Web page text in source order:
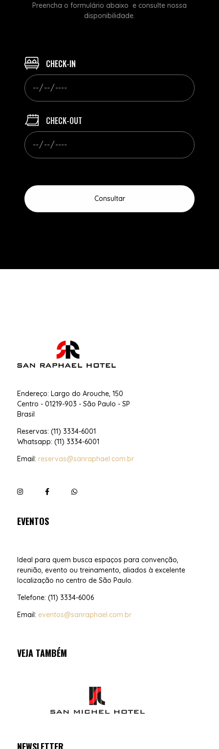
Preencha o formulário abaixo e consulte nossa
disponibilidade.
CHECK-IN
CHECK-OUT
Endereço: Largo do Arouche, 150
Centro - 01219-903 - São Paulo - SP
Brasil
Reservas: (11) 3334-6001
Whatsapp: (11) 3334-6001
Email: reservas@sanraphael.com.br
EVENTOS
Ideal para quem busca espaços para convenção,
reunião, evento ou treinamento, aliados à excelente
localização no centro de São Paulo.
Telefone: (11) 3334-6006
Email: eventos@sanraphael.com.br
VEJA TAMBÉM